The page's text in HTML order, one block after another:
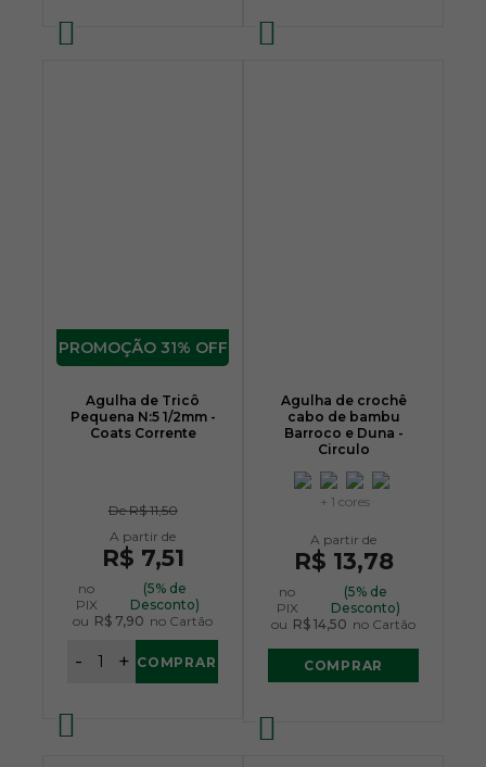
31% OFF
Agulha de Tricô
Pequena N:5 1/2mm -
Coats Corrente
DeR$ 11,50
R$ 7,51
no
PIX
(5% de
Desconto)
ou R$ 7,90 no Cartão
+
- COMPRAR
Agulha de crochê
cabo de bambu
Barroco e Duna -
Circulo
+ 1 cores
R$ 13,78
no
PIX
(5% de
Desconto)
ou R$ 14,50 no Cartão
COMPRAR